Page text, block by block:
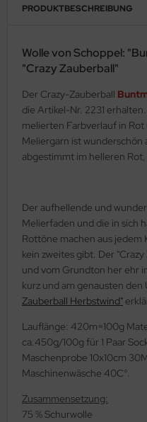
PRODUKTBESCHREIBUNG
Wolle von Schoppel:
"Crazy Zauberball"
Der Crazy-Zauberball
die Artikel-Nr. 2231
melierten Farbverlauf in
Meliergarn ist
abgestimmt im helleren
Der aufhellende und
Melierfaden und die in sich
Rottöne machen aus jedem
kein zweites gibt. Der
und vom Grundton her ehr
kurz und am genausten den
Zauberball Herbstwind"
Lauflänge: 420m=100g
ca.450g/100g für 1 Paar
Maschenprobe 10x10cm
Maschinenwäsche 40C°.
Zusammensetzung:
75 % Schurwolle